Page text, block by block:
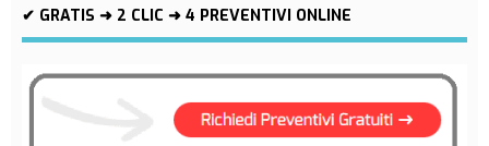
✔ GRATIS ➜ 2 CLIC ➜ 4 PREVENTIVI ONLINE